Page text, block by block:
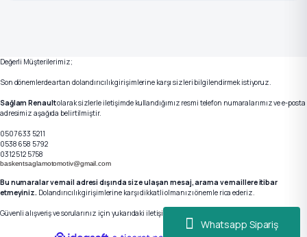
Whatsapp Sipariş
Değerli Müşterilerimiz;
Son dönemlerde artan dolandırıcılık girişimlerine karşı sizleri bilgilendirmek istiyoruz.
Sağlam Renaultolarak sizlerle iletişimde kullandığımız resmi telefon numaralarımız ve e-posta
adresimiz aşağıda belirtilmiştir.
0507 633 5211
0538 658 5792
0312 512 5758
baskentsaglamotomotiv@gmail.com
Bu numaralar ve mail adresi dışında size ulaşan mesaj, arama ve maillere itibar
etmeyiniz. Dolandırıcılık girişimlerine karşı dikkatli olmanızı önemle rica ederiz.
Güvenli alışveriş ve sorularınız için yukarıdaki iletişim kanallarımızdan bizlere ulaşabilirsiniz.